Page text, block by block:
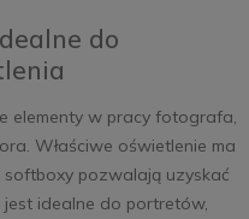
do
elementy w pracy fotografa,
Właściwe oświetlenie ma
pozwalają uzyskać
jest idealne do portretów,